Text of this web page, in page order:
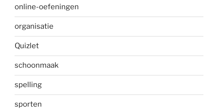
online-oefeningen
organisatie
Quizlet
schoonmaak
spelling
sporten